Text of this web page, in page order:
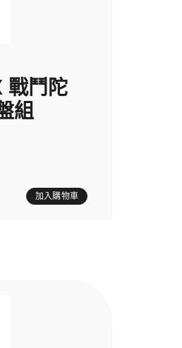
戰鬥陀
組
加入購物車